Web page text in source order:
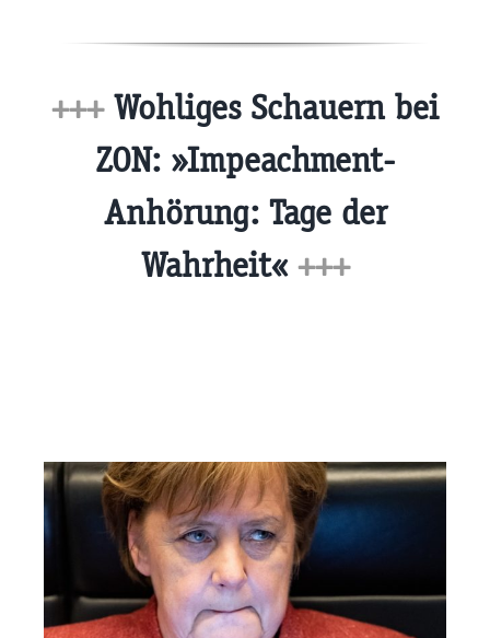
+++Wohliges Schauern bei
ZON: »Impeachment-
Anhörung: Tage der
Wahrheit« +++